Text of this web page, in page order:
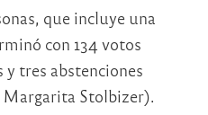
que incluye una
con 134 votos
tres abstenciones
Stolbizer).